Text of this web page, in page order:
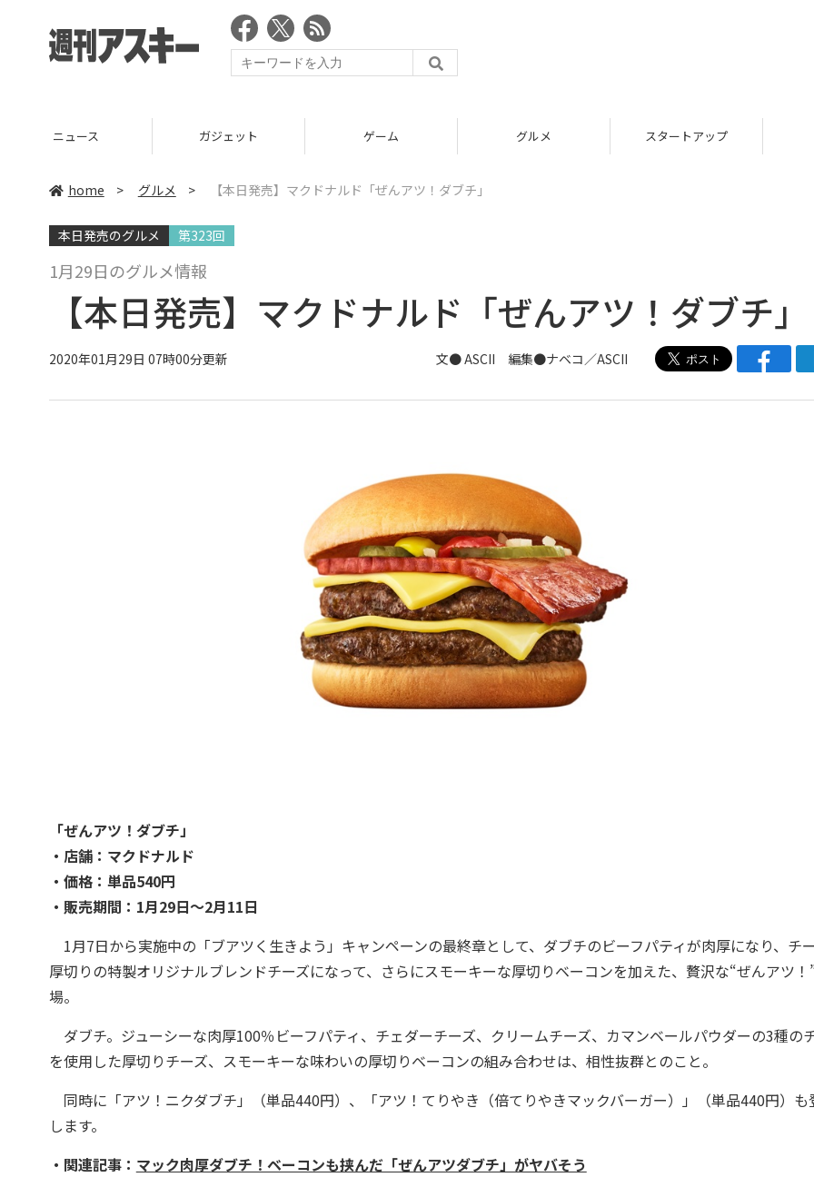
ニュース ガジェット ゲーム グルメ スタートアップ
home > グルメ > 【本日発売】マクドナルド「ぜんアツ！ダブチ」
本日発売のグルメ 第323回
1月29日のグルメ情報
【本日発売】マクドナルド「ぜんアツ！ダブチ」
2020年01月29日 07時00分更新 文● ASCII 編集●ナベコ ／ASCII
「ぜんアツ！ダブチ」
・店舗：マクドナルド
・価格：単品540円
・販売期間：1月29日～2月11日
1月7日から実施中の「ブアツく生きよう」キャンペーンの最終章として、ダブチのビーフパティが肉厚になり、チ
厚切りの特製オリジナルブレンドチーズになって、さらにスモーキーな厚切りベーコンを加えた、贅沢な“ぜんアツ！
場。
ダブチ。ジューシーな肉厚100％ビーフパティ、チェダーチーズ、クリームチーズ、カマンベールパウダーの3種の
を使用した厚切りチーズ、スモーキーな味わいの厚切りベーコンの組み合わせは、相性抜群とのこと。
同時に「アツ！ニクダブチ」（単品440円）、「アツ！てりやき（倍てりやきマックバーガー）」（単品440円）も
します。
・関連記事： マック肉厚ダブチ！ベーコンも挟んだ「ぜんアツダブチ」がヤバそう